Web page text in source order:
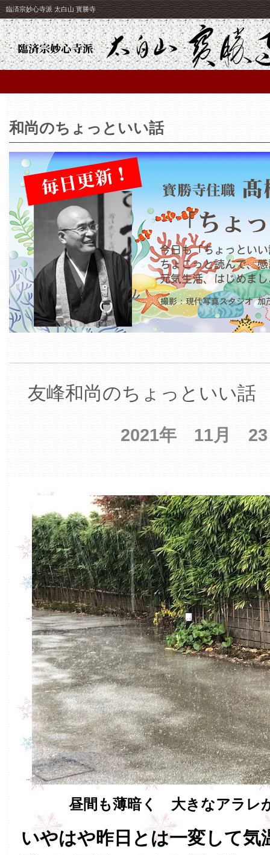
臨済宗妙心寺派 太白山 寳勝寺
和尚のちょっといい話
友峰和尚のちょっといい話
2021年 11月
昼間も薄暗く 大きなアラレ
いやはや昨日とは一変して気